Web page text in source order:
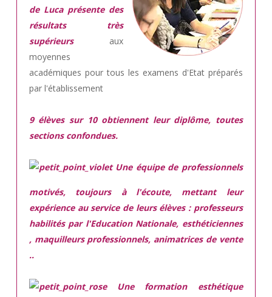
de Luca présente des
résultats très
supérieurs aux
moyennes
académiques pour tous les examens d'Etat préparés
par l'établissement
9 élèves sur 10 obtiennent leur diplôme, toutes
sections confondues.
Une équipe de professionnels
motivés,toujours à l'écoute, mettant leur
expérience au service de leurs élèves : professeurs
habilités par l'Education Nationale, esthéticiennes
, maquilleurs professionnels, animatrices de vente
..
Une formation esthétique